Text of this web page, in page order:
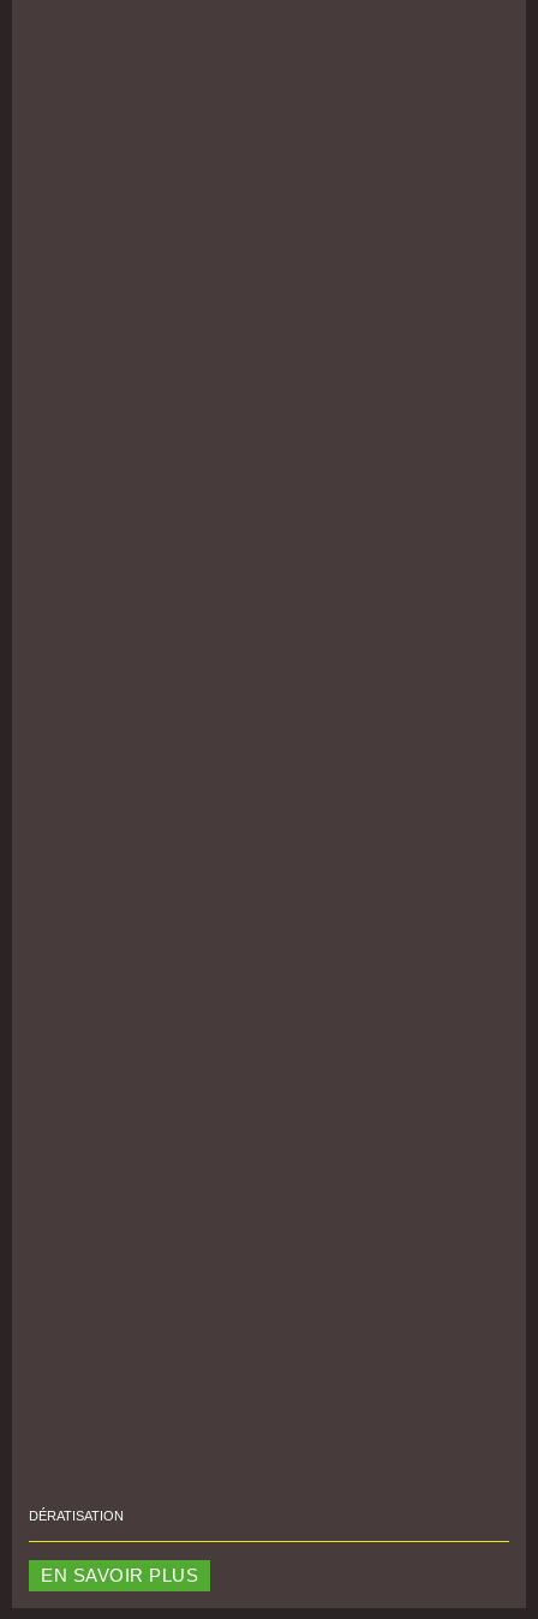
DÉRATISATION
EN SAVOIR PLUS